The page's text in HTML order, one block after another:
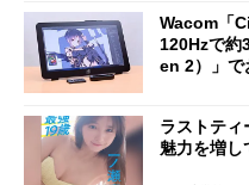
Wacom「
120Hzで約
en 2）」で
ラストティ
魅力を増し